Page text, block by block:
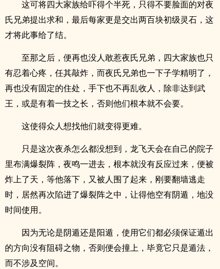
这可将四大家族给吓得个半死，只得不要脸面的对夜
氏兄弟提出求和，最后每家更是交出两百块初级灵石，这
才将此事给了结。
至那之后，便再也没人敢惹夜氏兄弟，四大家族也只
有忍着心疼，任其敲炸，而夜氏兄弟也一下子学精明了，
再也没有固定的住处，手下也不再乱收人，除非达到武
王，或是有着一技之长，否则他们根本就不会要。
这使得众人想找他们就变得更难。
只是这次夜杀怎么都没想到，龙飞天会在自己的院子
里布满爆裂阵，夜鸣一进去，根本就没有反应过来，便被
炸上了天，等他落下，又被人围了起来，刚要翻墙逃走
时，居然再次陷进了爆裂阵之中，让得他空有阴遁，地没
时间使用。
因为无论是阴遁还是阳遁，使用它们都必须保证遁出
的方向没有阻碍之物，否则便会撞上，毕竟它只是遁法，
而不涉及空间。